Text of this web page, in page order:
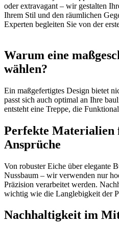
oder extravagant – wir gestalten
Ihrem Stil und den räumlichen
Experten begleiten Sie von der
Warum eine
wählen?
Ein maßgefertigtes Design bietet
passt sich auch optimal an Ihre
entsteht eine Treppe, die
Perfekte Materialien
Ansprüche
Von robuster Eiche über elegante
Nussbaum – wir verwenden nur
Präzision verarbeitet werden.
wichtig wie die Langlebigkeit der
Nachhaltigkeit im